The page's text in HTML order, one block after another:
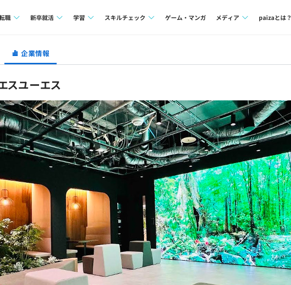
職
索
功ガイド
新卒就活
本選考
新卒エージェント
イベント・セミナー
インタビュー
就活成功ガイド
学習
ナレッジ
リファレンス
プラン
個人向けプラン
法人向けプラン
学校向けプラン
契約内容・クーポン
スキルチェック
再チャレンジ結果一覧
ゲーム・マンガ メディア paizaとは？
企業情報
スユーエス